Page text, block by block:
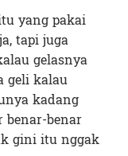
yang pakai
tapi juga
gelasnya
geli kalau
kadang
benar-benar
gini itu nggak